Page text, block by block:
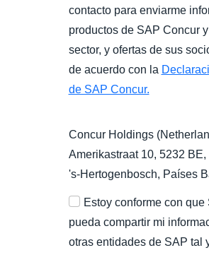
contacto para enviarme
productos de SAP Concur
sector, y ofertas de sus
de acuerdo con la
de SAP Concur.
Concur Holdings
Amerikastraat 10, 5232 BE,
's-Hertogenbosch, Países
Estoy conforme con que
pueda compartir mi
otras entidades de SAP tal